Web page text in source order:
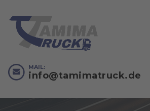
MAIL:
info@tamimatruck.de